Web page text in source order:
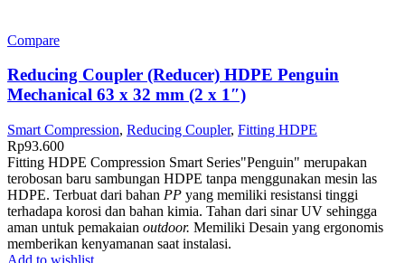
Compare
Reducing Coupler (Reducer) HDPE Penguin
Mechanical 63 x 32 mm (2 x 1″)
Smart Compression, Reducing Coupler, Fitting HDPE
Rp93.600
Fitting HDPE Compression Smart Series"Penguin" merupakan
terobosan baru sambungan HDPE tanpa menggunakan mesin las
HDPE. Terbuat dari bahan PP yang memiliki resistansi tinggi
terhadapa korosi dan bahan kimia. Tahan dari sinar UV sehingga
aman untuk pemakaian outdoor. Memiliki Desain yang ergonomis
memberikan kenyamanan saat instalasi.